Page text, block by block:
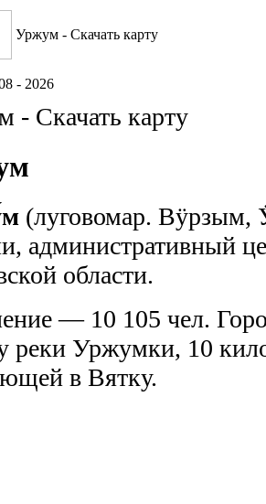
Уржум - Скачать карту
- 2026
- Скачать карту
(луговомар.
административный
области.
— 10 105 чел.
реки Уржумки, 10
в Вятку.